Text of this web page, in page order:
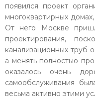
появился проект
многоквартирных
От него Москве
проектирования,
канализационных труб
а менять полностью
оказалось очень
самообслуживания
весьма активно этими